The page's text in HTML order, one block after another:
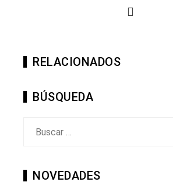
RELACIONADOS
BÚSQUEDA
NOVEDADES